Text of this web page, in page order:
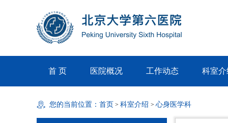
首 页 医院概况 工作动态 科室介
您的当前位置： 首页 > 科室介绍 > 心身医学科